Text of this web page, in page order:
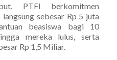
PTFI berkomitmen
sebesar Rp 5 juta
beasiswa bagi 10
mereka lulus, serta
Rp 1,5 Miliar.